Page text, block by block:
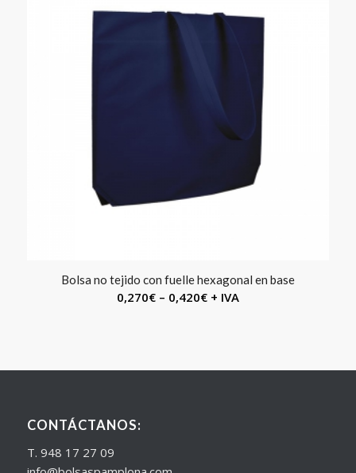
Bolsa no tejido con fuelle hexagonal en base
0,270€– 0,420€+ IVA
CONTÁCTANOS:
T. 948 17 27 09